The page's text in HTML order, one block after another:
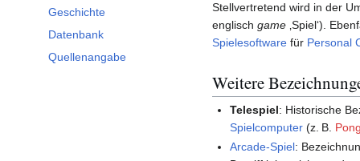
Geschichte
Datenbank
Quellenangabe
Stellvertretend wird in der
englisch game ‚Spiel‘).
Spielesoftware für Personal
Weitere
Telespiel: Historische
Spielcomputer (z. B.
Arcade-Spiel: